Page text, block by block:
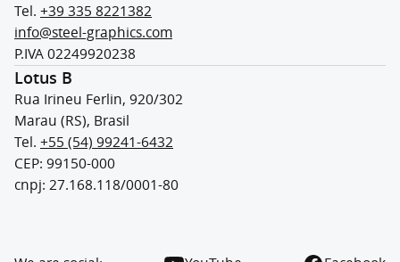
Tel. +39 335 8221382
info@steel-graphics.com
P.IVA 02249920238
Lotus B
Rua Irineu Ferlin, 920/302
Marau (RS), Brasil
Tel. +55 (54) 99241-6432
CEP: 99150-000
cnpj: 27.168.118/0001-80